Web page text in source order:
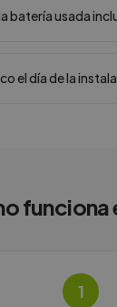
batería usada
el día de la
funciona
1